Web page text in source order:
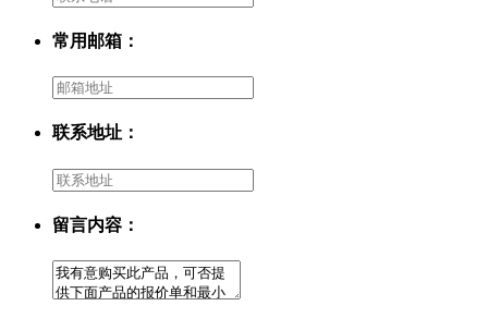
常用邮箱：
联系地址：
留言内容：